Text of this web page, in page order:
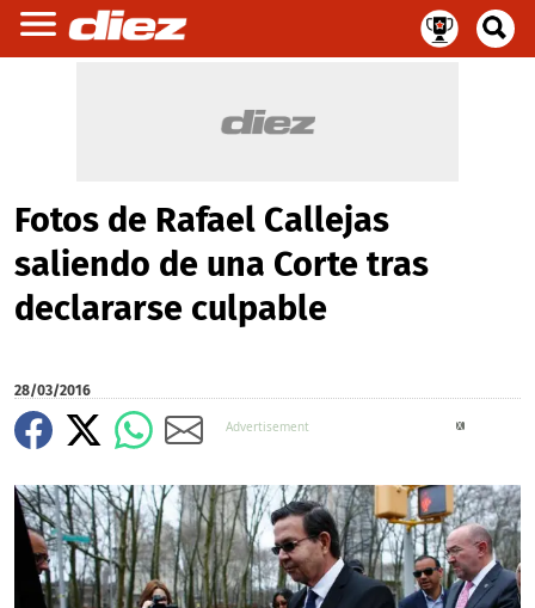
Fotos de Rafael Callejas
saliendo de una Corte tras
declararse culpable
28/03/2016
X